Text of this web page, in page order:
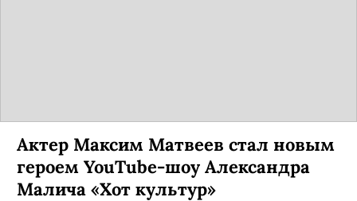
Актер Максим Матвеев стал новым
героем YouTube-шоу Александра
Малича «Хот культур»